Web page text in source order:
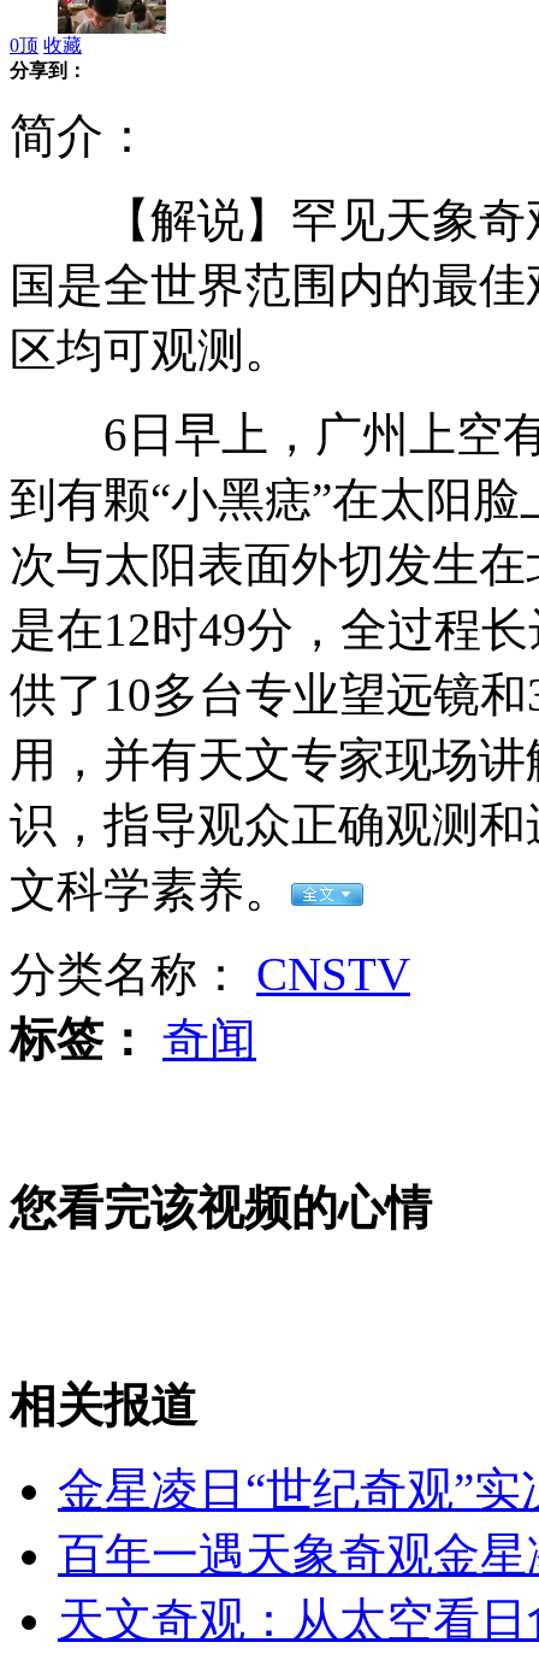
病情惹流言 陶子网络报平安
韩国偶像版权收入三甲曝光
传港产益力多丰胸抗癌 内地客抢购
各国预防考试作弊的那些事儿
山西运城恶犬咬伤多人 警民合力深夜将其击毙
走！跟着总书记去植树
消防员救轻生者 花炮节热闹非凡 减压"枕头大战"
0顶 收藏
分享到：
简介：
【解说】罕见天象奇
国是全世界范围内的最
区均可观测。
6日早上，广州上空有
到有颗“小黑痣”在太阳
次与太阳表面外切发生
是在12时49分，全过程
供了10多台专业望远镜
用，并有天文专家现场
识，指导观众正确观测
文科学素养。
分类名称： CNSTV
标签： 奇闻
您看完该视频的心情
相关报道
金星凌日“世纪奇观”
百年一遇天象奇观金
天文奇观：从太空看